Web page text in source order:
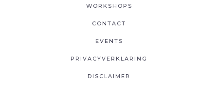
WORKSHOPS
CONTACT
EVENTS
PRIVACYVERKLARING
DISCLAIMER